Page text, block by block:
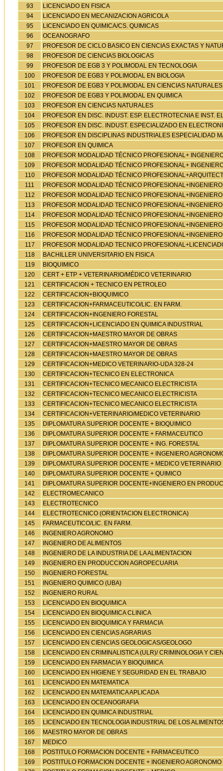
93
LICENCIADO EN FISICA
94
LICENCIADO EN MECANIZACION AGRICOLA
95
LICENCIADO EN QUIMICA/CS. QUIMICAS
96
OCEANOGRAFO
97
PROFESOR DE CICLO BASICO EN CIENCIAS EXACTAS Y
98
PROFESOR DE CIENCIAS BIOLOGICAS
99
PROFESOR DE EGB 3 Y POLIMODAL EN TECNOLOGIA
100
PROFESOR DE EGB3 Y POLIMODAL EN BIOLOGIA
101
PROFESOR DE EGB3 Y POLIMODAL EN CIENCIAS
102
PROFESOR DE EGB3 Y POLIMODAL EN QUIMICA
103
PROFESOR EN CIENCIAS NATURALES
104
PROFESOR EN DISC. INDUST. ESP. ELECTROTECNIA E INST.
105
PROFESOR EN DISC. INDUST. ESPECIALIZADO EN
106
PROFESOR EN DISCIPLINAS INDUSTRIALES ESPECIALIDAD
107
PROFESOR EN QUIMICA
108
PROFESOR MODALIDAD TÉCNICO PROFESIONAL+
109
PROFESOR MODALIDAD TÉCNICO PROFESIONAL+
110
PROFESOR MODALIDAD TÉCNICO
111
PROFESOR MODALIDAD TÉCNICO
112
PROFESOR MODALIDAD TECNICO
113
PROFESOR MODALIDAD TECNICO
114
PROFESOR MODALIDAD TÉCNICO
115
PROFESOR MODALIDAD TÉCNICO
116
PROFESOR MODALIDAD TÉCNICO
117
PROFESOR MODALIDAD TECNICO
118
BACHILLER UNIVERSITARIO EN FISICA
119
BIOQUIMICO
120
CERT + ETP + VETERINARIO/MÉDICO VETERINARIO
121
CERTIFICACION + TECNICO EN PETROLEO
122
CERTIFICACION+BIOQUIMICO
123
CERTIFICACION+FARMACEUTICO/LIC. EN FARM.
124
CERTIFICACION+INGENIERO FORESTAL
125
CERTIFICACION+LICENCIADO EN QUIMICA INDUSTRIAL
126
CERTIFICACION+MAESTRO MAYOR DE OBRAS
127
CERTIFICACION+MAESTRO MAYOR DE OBRAS
128
CERTIFICACION+MAESTRO MAYOR DE OBRAS
129
CERTIFICACION+MEDICO VETERINARIO-UDA 328-24
130
CERTIFICACION+TECNICO EN ELECTRONICA
131
CERTIFICACION+TECNICO MECANICO ELECTRICISTA
132
CERTIFICACION+TECNICO MECANICO ELECTRICISTA
133
CERTIFICACION+TECNICO MECANICO ELECTRICISTA
134
CERTIFICACION+VETERINARIO/MEDICO VETERINARIO
135
DIPLOMATURA SUPERIOR DOCENTE + BIOQUIMICO
136
DIPLOMATURA SUPERIOR DOCENTE + FARMACEUTICO
137
DIPLOMATURA SUPERIOR DOCENTE + ING. FORESTAL
138
DIPLOMATURA SUPERIOR DOCENTE + INGENIERO
139
DIPLOMATURA SUPERIOR DOCENTE + MEDICO VETERINARIO
140
DIPLOMATURA SUPERIOR DOCENTE + QUIMICO
141
DIPLOMATURA SUPERIOR DOCENTE+INGENIERO EN
142
ELECTROMECANICO
143
ELECTROTECNICO
144
ELECTROTECNICO (ORIENTACION ELECTRONICA)
145
FARMACEUTICO/LIC. EN FARM.
146
INGENIERO AGRONOMO
147
INGENIERO DE ALIMENTOS
148
INGENIERO DE LA INDUSTRIA DE LA ALIMENTACION
149
INGENIERO EN PRODUCCION AGROPECUARIA
150
INGENIERO FORESTAL
151
INGENIERO QUIMICO (UBA)
152
INGENIERO RURAL
153
LICENCIADO EN BIOQUIMICA
154
LICENCIADO EN BIOQUIMICA CLINICA
155
LICENCIADO EN BIOQUIMICA Y FARMACIA
156
LICENCIADO EN CIENCIAS AGRARIAS
157
LICENCIADO EN CIENCIAS GEOLOGICAS/GEOLOGO
158
LICENCIADO EN CRIMINALISTICA (ULR)/ CRIMINOLOGIA Y
159
LICENCIADO EN FARMACIA Y BIOQUIMICA
160
LICENCIADO EN HIGIENE Y SEGURIDAD EN EL TRABAJO
161
LICENCIADO EN MATEMATICA
162
LICENCIADO EN MATEMATICA APLICADA
163
LICENCIADO EN OCEANOGRAFIA
164
LICENCIADO EN QUIMICA INDUSTRIAL
165
LICENCIADO EN TECNOLOGIA INDUSTRIAL DE LOS
166
MAESTRO MAYOR DE OBRAS
167
MEDICO
168
POSTITULO FORMACION DOCENTE + FARMACEUTICO
169
POSTITULO FORMACION DOCENTE + INGENIERO AGRONOMO